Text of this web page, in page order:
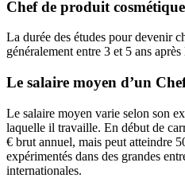
Chef de produit
La durée des études pour devenir
généralement entre 3 et 5 ans
Le salaire moyen d’un
Le salaire moyen varie selon son
laquelle il travaille. En début de
€ brut annuel, mais peut atteindre
expérimentés dans des grandes
internationales.